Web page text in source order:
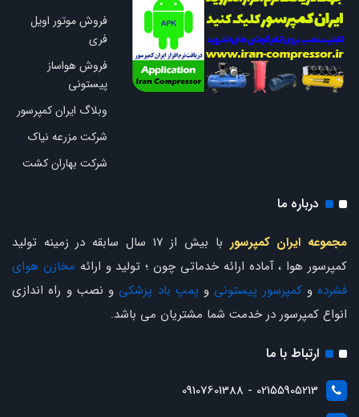
فروش موتور اویل
فری
فروش هواساز
پیستونی
وبلاگ ایران کمپرسور
شرکت مزرعه نیاک
شرکت بهاران کشت
درباره ما
مجموعه ایران کمپرسور
با بیش از 17 سال سابقه در زمینه تولید
کمپرسور هوا ، آماده ارائه خدماتی چون ؛ تولید و ارائه مخازن هوای
فشرده وکمپرسور پیستونی و پمپ باد پزشکی و نصب و راه اندازی
انواع کمپرسور در خدمت شما مشتریان می باشد.
ارتباط با ما
02155905213 - 09107601388